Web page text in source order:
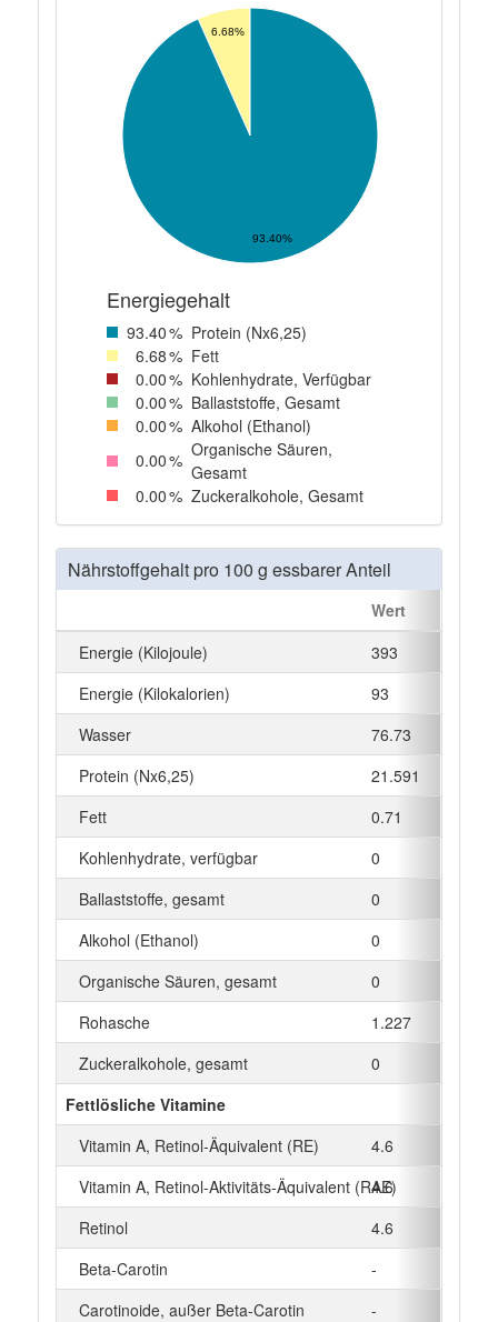
6.68%
93.40%
Energiegehalt
93.40% Protein (Nx6,25)
6.68% Fett
0.00% Kohlenhydrate, Verfügbar
0.00% Ballaststoffe, Gesamt
0.00% Alkohol (Ethanol)
0.00% Organische Säuren,
Gesamt
0.00% Zuckeralkohole, Gesamt
Nährstoffgehalt pro 100 g essbarer Anteil
Wert
Energie (Kilojoule)
393
Energie (Kilokalorien)
93
Wasser
76.73
Protein (Nx6,25)
21.591
Fett
0.71
Kohlenhydrate, verfügbar
0
Ballaststoffe, gesamt
0
Alkohol (Ethanol)
0
Organische Säuren, gesamt
0
Rohasche
1.227
Zuckeralkohole, gesamt
0
Fettlösliche Vitamine
Vitamin A, Retinol-Äquivalent (RE)
4.6
Vitamin A, Retinol-Aktivitäts-Äquivalent (RAE)
4.6
Retinol
4.6
Beta‑Carotin
-
Carotinoide, außer Beta-Carotin
-